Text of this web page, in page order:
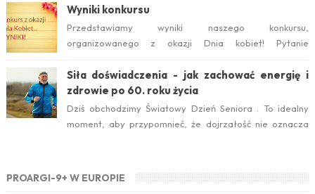
Wyniki konkursu
Przedstawiamy wyniki naszego konkursu,
organizowanego z okazji Dnia kobiet! Pytanie
Siła doświadczenia - jak zachować energię i
zdrowie po 60. roku życia
Dziś obchodzimy Światowy Dzień Seniora . To idealny
moment, aby przypomnieć, że dojrzałość nie oznacza
PROARGI-9+ W EUROPIE